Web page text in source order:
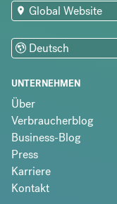
UNTERNEHMEN
Über
Verbraucherblog
Business-Blog
Press
Karriere
Kontakt